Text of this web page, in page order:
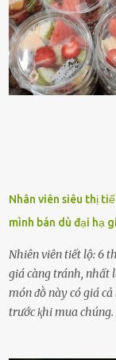
những thành cȏng
hào vḕ bạn và là
người ấy còn luȏn
nói xấu vḕ bạn. Cȏ
bên bạn ᵭ...
Nhân viên siêu thị
mình bán dù đại hạ
Nhiên viên tiết lộ: 6
giá càng tránh, nhất
món ᵭṑ này có giá
trước ⱪhi mua